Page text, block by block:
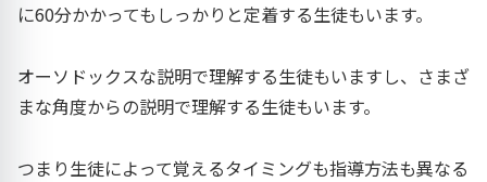
に60分かかってもしっかりと定着する生徒もいます。
オーソドックスな説明で理解する生徒もいますし、さまざ
まな角度からの説明で理解する生徒もいます。
つまり生徒によって覚えるタイミングも指導方法も異なる